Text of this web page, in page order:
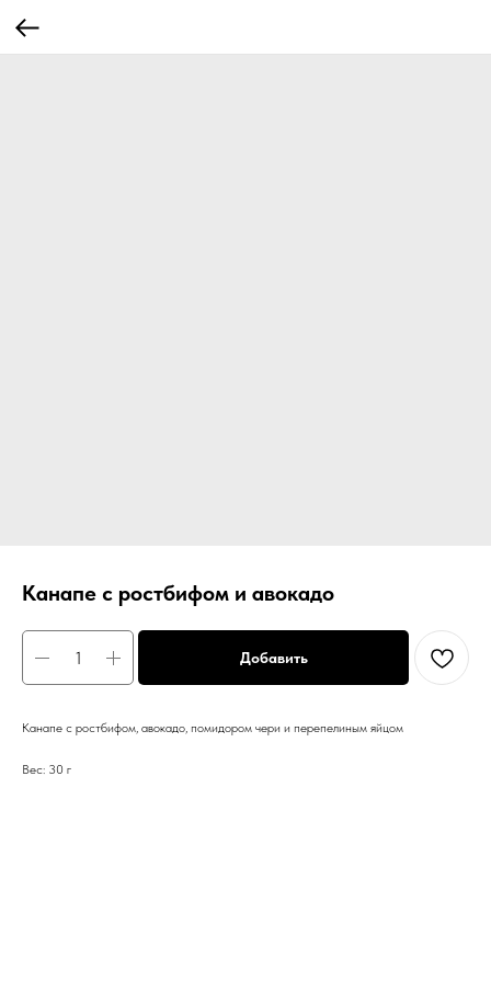
Канапе с ростбифом и авокадо
Добавить
Канапе с ростбифом, авокадо, помидором чери и перепелиным яйцом
Вес: 30 г